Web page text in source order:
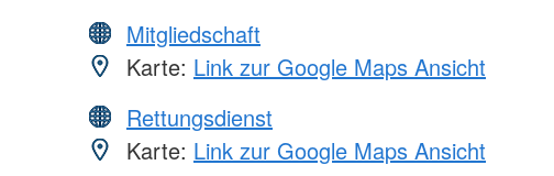
Mitgliedschaft
Karte: Link zur Google Maps Ansicht
Rettungsdienst
Karte: Link zur Google Maps Ansicht